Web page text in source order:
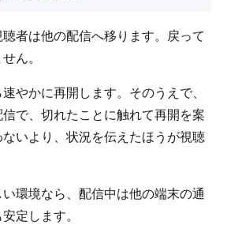
者は他の配信へ移ります。戻って
ん。
やかに再開します。そのうえで、
で、切れたことに触れて再開を案
いより、状況を伝えたほうが視聴
環境なら、配信中は他の端末の通
定します。